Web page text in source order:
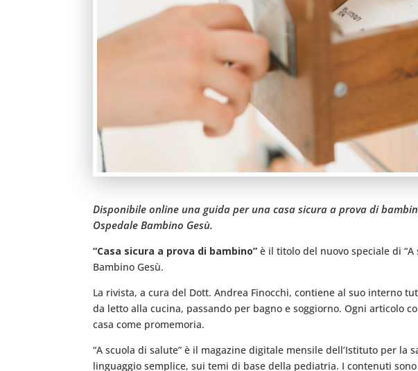
Disponibile online una guida per una casa sicura a prova di
Ospedale Bambino Gesù.
“Casa sicura a prova di bambino” è il titolo del nuovo speciale di
Bambino Gesù.
La rivista, a cura del Dott. Andrea Finocchi, contiene al suo interno
da letto alla cucina, passando per bagno e soggiorno. Ogni articolo
casa come promemoria.
“A scuola di salute” è il magazine digitale mensile dell’Istituto per
linguaggio semplice, sui temi di base della pediatria. I contenuti